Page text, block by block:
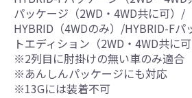
パッケージ（2WD・4WD共に可）/
HYBRID（4WDのみ）/HYBRID-Fパ
トエディション（2WD・4WD共に可
※2列目に肘掛けの無い車のみ適合
※あんしんパッケージにも対応
※13Gには装着不可